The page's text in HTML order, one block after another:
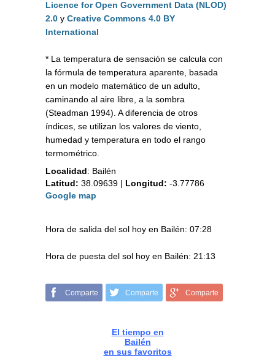
Licence for Open Government Data (NLOD)
2.0 y Creative Commons 4.0 BY
International
* La temperatura de sensación se calcula con
la fórmula de temperatura aparente, basada
en un modelo matemático de un adulto,
caminando al aire libre, a la sombra
(Steadman 1994). A diferencia de otros
índices, se utilizan los valores de viento,
humedad y temperatura en todo el rango
termométrico.
Localidad: Bailén
Latitud: 38.09639 | Longitud: -3.77786
Google map
Hora de salida del sol hoy en Bailén: 07:28
Hora de puesta del sol hoy en Bailén: 21:13
Comparte Comparte Comparte
El tiempo en
Bailén
en sus favoritos